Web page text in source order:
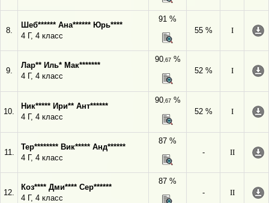
8.
Шеб****** Ана****** Юрь****
4 Г, 4 класс
91 %
55 %
I
9.
Лар** Иль* Мак*******
4 Г, 4 класс
90,67%
52 %
I
10.
Ник***** Ири** Ант******
4 Г, 4 класс
90,67%
52 %
I
11.
Тер******** Вик***** Анд******
4 Г, 4 класс
87 %
-
II
12.
Коз**** Дми**** Сер******
4 Г, 4 класс
87 %
-
II